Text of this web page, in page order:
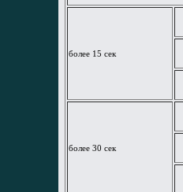
более 15 сек
более 30 сек